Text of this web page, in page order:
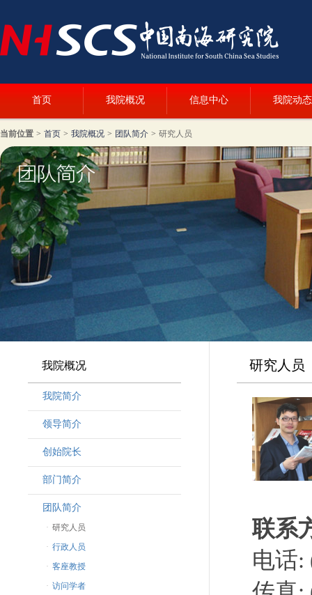
首页 我院概况 信息中心 我院动态
当前位置 > 首页 > 我院概况 > 团队简介 > 研究人员
我院概况
我院简介
领导简介
· 韩晶磊副院长
· 周勇副院长
林勇新副院长
创始院长
部门简介
团队简介
· 研究人员
· 行政人员
· 客座教授
· 访问学者
研究人员
联系
电话: